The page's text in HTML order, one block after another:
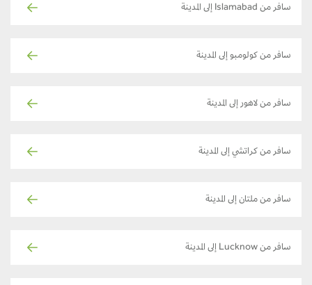
سافر من Islamabad إلى المدينة
سافر من كولومبو إلى المدينة
سافر من لاهور إلى المدينة
سافر من كراتشي إلى المدينة
سافر من ملتان إلى المدينة
سافر من Lucknow إلى المدينة